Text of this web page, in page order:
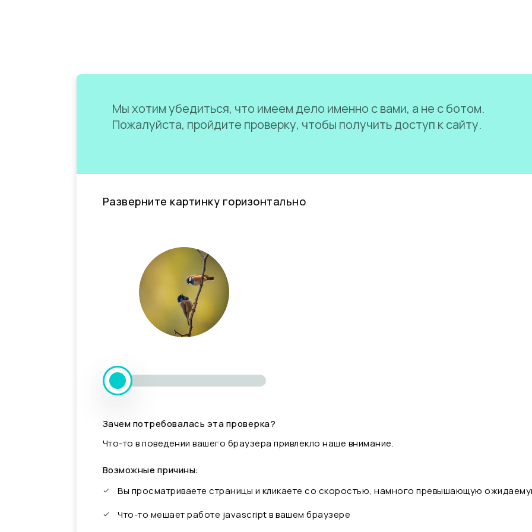
Мы хотим убедиться, что имеем дело именно с вами, а не с ботом.
Пожалуйста, пройдите проверку, чтобы получить доступ к сайту.
Разверните картинку горизонтально
Зачем потребовалась эта проверка?
Что-то в поведении вашего браузера привлекло наше внимание.
Возможные причины:
Вы просматриваете страницы и кликаете со скоростью, намного превышающую
Что-то мешает работе javascript в вашем браузере